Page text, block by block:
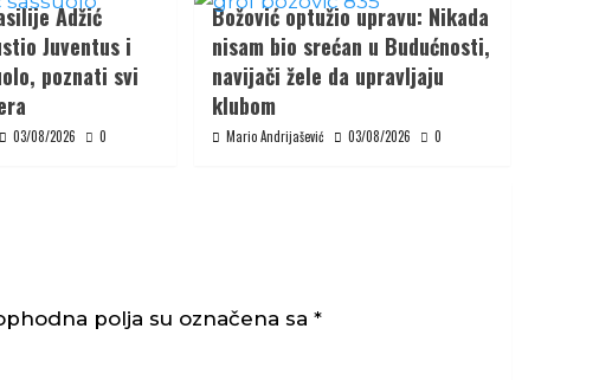
Adžić
Juventus i
poznati svi
03/08/2026 0
Božović optužio upravu: Nikada
nisam bio srećan u Budućnosti,
navijači žele da upravljaju
klubom
Mario Andrijašević 03/08/2026 0
polja su označena sa *